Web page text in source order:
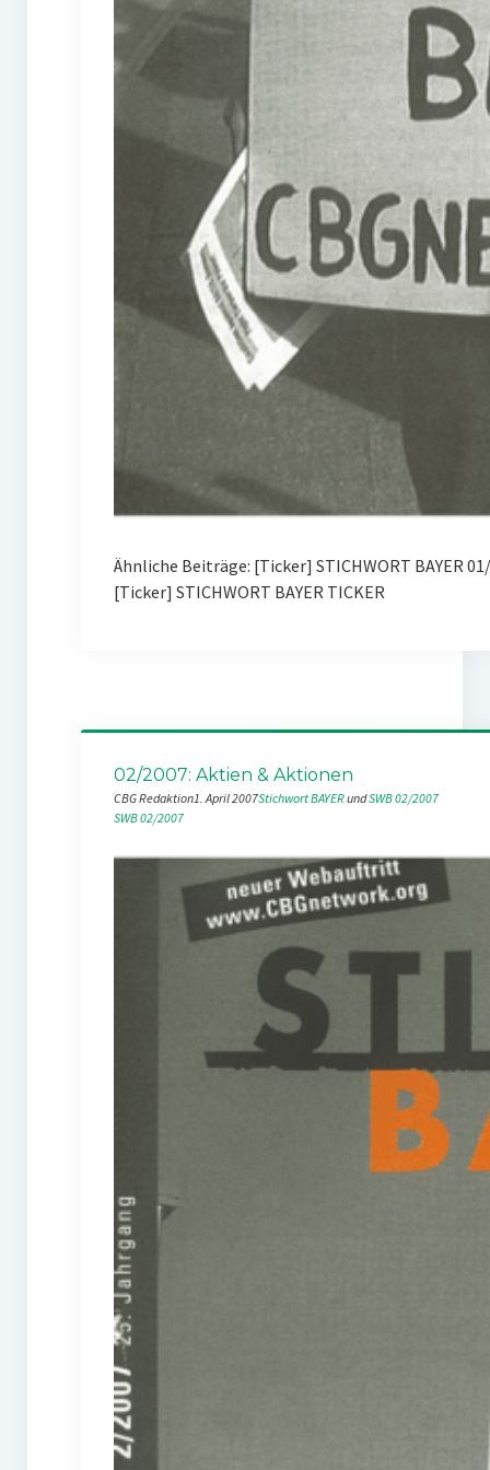
Ähnliche Beiträge: [Ticker] STICHWORT BAYER
[Ticker] STICHWORT BAYER TICKER
02/2007: Aktien & Aktionen
CBG Redaktion1. April 2007Stichwort BAYER und SWB 02/2007
SWB 02/2007